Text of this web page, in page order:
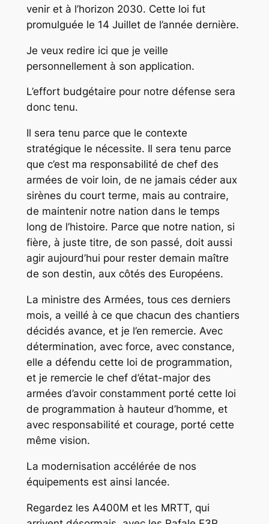
venir et à l’horizon 2030. Cette loi fut
promulguée le 14 Juillet de l’année dernière.
Je veux redire ici que je veille
personnellement à son application.
L’effort budgétaire pour notre défense sera
donc tenu.
Il sera tenu parce que le contexte
stratégique le nécessite. Il sera tenu parce
que c’est ma responsabilité de chef des
armées de voir loin, de ne jamais céder aux
sirènes du court terme, mais au contraire,
de maintenir notre nation dans le temps
long de l’histoire. Parce que notre nation, si
fière, à juste titre, de son passé, doit aussi
agir aujourd’hui pour rester demain maître
de son destin, aux côtés des Européens.
La ministre des Armées, tous ces derniers
mois, a veillé à ce que chacun des chantiers
décidés avance, et je l’en remercie. Avec
détermination, avec force, avec constance,
elle a défendu cette loi de programmation,
et je remercie le chef d’état-major des
armées d’avoir constamment porté cette loi
de programmation à hauteur d’homme, et
avec responsabilité et courage, porté cette
même vision.
La modernisation accélérée de nos
équipements est ainsi lancée.
Regardez les A400M et les MRTT, qui